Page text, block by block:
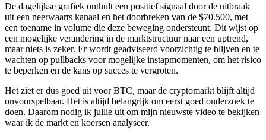
De dagelijkse grafiek onthult een positief signaal door de uitbraak
uit een neerwaarts kanaal en het doorbreken van de $70.500, met
een toename in volume die deze beweging ondersteunt. Dit wijst op
een mogelijke verandering in de marktstructuur naar een uptrend,
maar niets is zeker. Er wordt geadviseerd voorzichtig te blijven en te
wachten op pullbacks voor mogelijke instapmomenten, om het risico
te beperken en de kans op succes te vergroten.
Het ziet er dus goed uit voor BTC, maar de cryptomarkt blijft altijd
onvoorspelbaar. Het is altijd belangrijk om eerst goed onderzoek te
doen. Daarom nodig ik jullie uit om mijn nieuwste video te bekijken
waar ik de markt en koersen analyseer.